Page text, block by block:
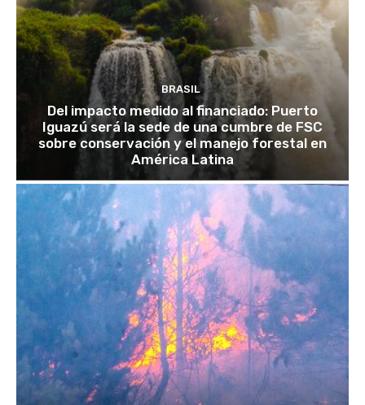
BRASIL
Del impacto medido al financiado: Puerto
Iguazú será la sede de una cumbre de FSC
sobre conservación y el manejo forestal en
América Latina